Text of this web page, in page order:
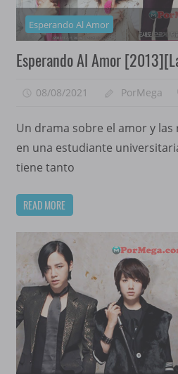
Esperando Al Amor
Esperando Al Amor
08/08/2021 PorMega
Un drama sobre el amor y las
en una estudiante
tiene tanto
READ MORE